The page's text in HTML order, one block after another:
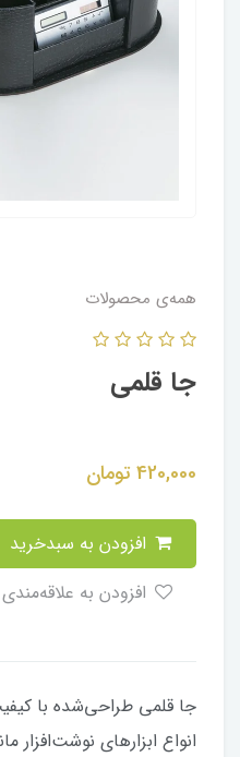
همه‌ی محصولات
جا قلمی
420,000 تومان
جا قلمی طراحی‌شده با
انواع ابزارهای نوشت‌افزار